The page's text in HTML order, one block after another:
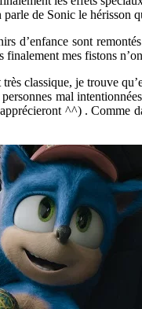
de Sonic le hérisson
d’enfance sont
mes fistons
très classique, je trouve
mal
^^) .